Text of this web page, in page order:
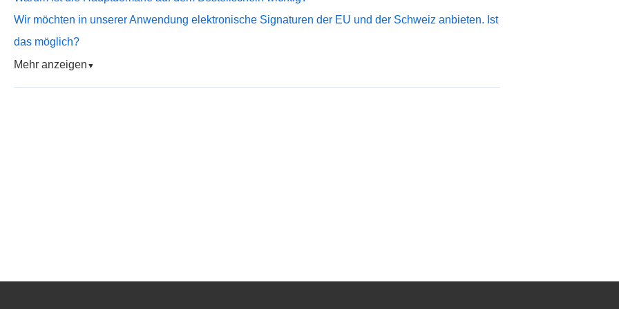
Wir möchten in unserer Anwendung elektronische Signaturen der EU und der Schweiz anbieten. Ist
das möglich?
Mehr anzeigen ▼